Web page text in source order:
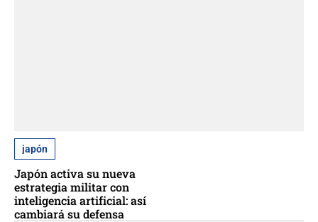
japón
Japón activa su nueva
estrategia militar con
inteligencia artificial: así
cambiará su defensa